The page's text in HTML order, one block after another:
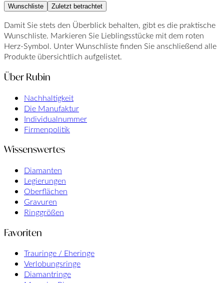
Wunschliste Zuletzt betrachtet
Damit Sie stets den Überblick behalten, gibt es die praktische
Wunschliste. Markieren Sie Lieblingsstücke mit dem roten
Herz-Symbol. Unter Wunschliste finden Sie anschließend alle
Produkte übersichtlich aufgelistet.
Über Rubin
Nachhaltigkeit
Die Manufaktur
Individualnummer
Firmenpolitik
Wissenswertes
Diamanten
Legierungen
Oberflächen
Gravuren
Ringgrößen
Favoriten
Trauringe / Eheringe
Verlobungsringe
Diamantringe